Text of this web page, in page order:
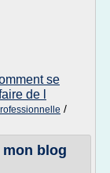
se
de l
/
mon blog